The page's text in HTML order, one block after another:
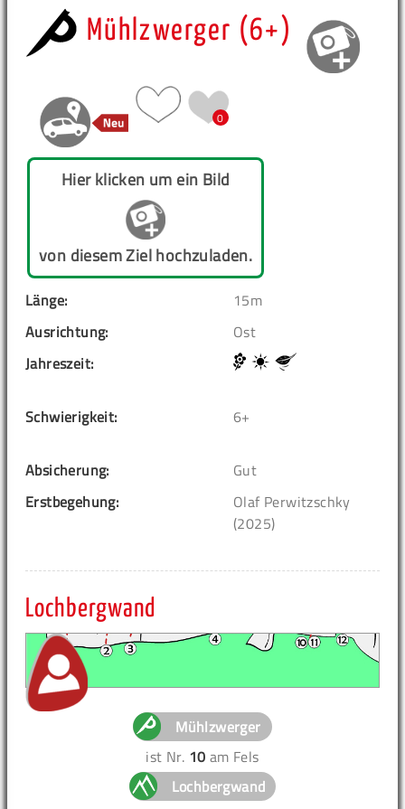
Mühlzwerger (6+)
0
Hier klicken um ein Bild
von diesem Ziel hochzuladen.
Länge:
15m
Ausrichtung:
Ost
Jahreszeit:
Schwierigkeit: 6+
Absicherung:
Gut
Erstbegehung:
Olaf Perwitzschky
(2025)
Lochbergwand
Mühlzwerger
ist Nr. 10 am Fels
Lochbergwand